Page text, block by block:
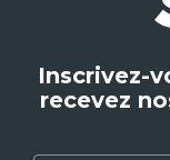
Inscrivez-
recevez